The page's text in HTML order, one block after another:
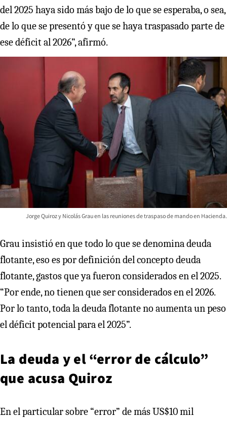
del 2025 haya sido más bajo de lo que se esperaba, o sea,
de lo que se presentó y que se haya traspasado parte de
ese déficit al 2026”, afirmó.
Jorge Quiroz y Nicolás Grau en las reuniones de traspaso de mando en Hacienda.
Grau insistió en que todo lo que se denomina deuda
flotante, eso es por definición del concepto deuda
flotante, gastos que ya fueron considerados en el 2025.
“Por ende, no tienen que ser considerados en el 2026.
Por lo tanto, toda la deuda flotante no aumenta un peso
el déficit potencial para el 2025”.
La deuda y el “error de cálculo”
que acusa Quiroz
En el particular sobre “error” de más US$10 mil